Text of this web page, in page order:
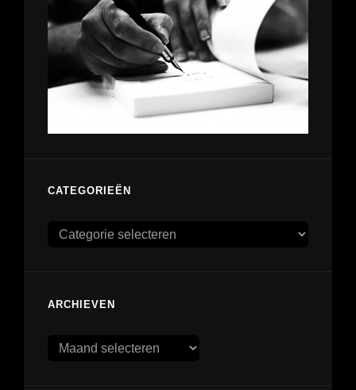
CATEGORIEËN
Categorieën
ARCHIEVEN
Archieven